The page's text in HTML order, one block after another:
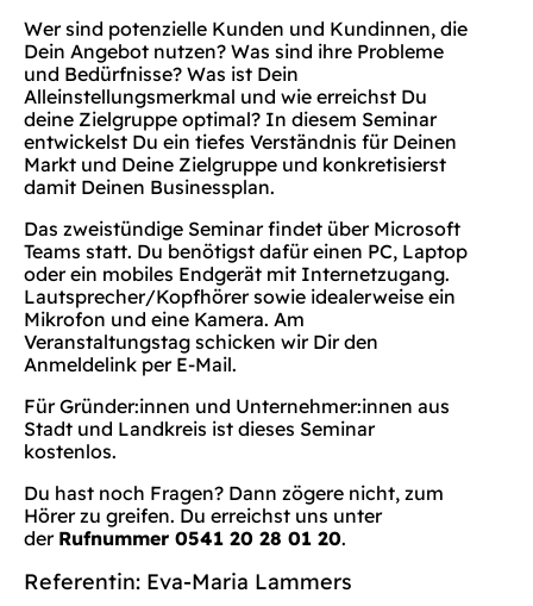
Wer sind potenzielle Kunden und Kundinnen, die
Dein Angebot nutzen? Was sind ihre Probleme
und Bedürfnisse? Was ist Dein
Alleinstellungsmerkmal und wie erreichst Du
deine Zielgruppe optimal? In diesem Seminar
entwickelst Du ein tiefes Verständnis für Deinen
Markt und Deine Zielgruppe und konkretisierst
damit Deinen Businessplan.
Das zweistündige Seminar findet über Microsoft
Teams statt. Du benötigst dafür einen PC, Laptop
oder ein mobiles Endgerät mit Internetzugang.
Lautsprecher/Kopfhörer sowie idealerweise ein
Mikrofon und eine Kamera. Am
Veranstaltungstag schicken wir Dir den
Anmeldelink per E-Mail.
Für Gründer:innen und Unternehmer:innen aus
Stadt und Landkreis ist dieses Seminar
kostenlos.
Du hast noch Fragen? Dann zögere nicht, zum
Hörer zu greifen. Du erreichst uns unter
der Rufnummer 0541 20 28 01 20.
Referentin: Eva-Maria Lammers